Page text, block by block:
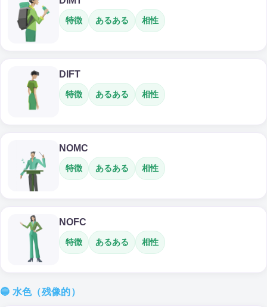
特徴 あるある 相性
DIFT
特徴 あるある 相性
NOMC
特徴 あるある 相性
NOFC
特徴 あるある 相性
🔵 水色（残像的）